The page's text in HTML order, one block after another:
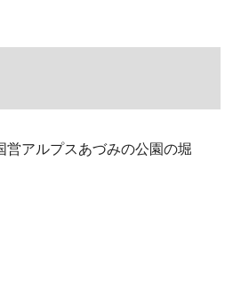
アルプスあづみの公園の堀